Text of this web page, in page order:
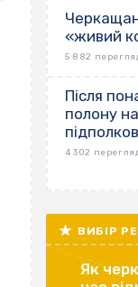
«живий
5 882
Після
полону
4 302
ВИБІР
Як